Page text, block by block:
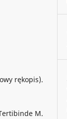
rękopis).
M.